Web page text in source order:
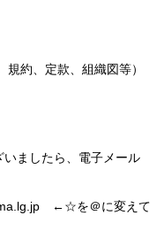
約、定款、組織図等）
ましたら、電子メール
←☆を＠に変えて